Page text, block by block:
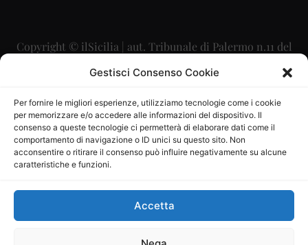
Gestisci Consenso Cookie
Per fornire le migliori esperienze, utilizziamo tecnologie come i cookie
per memorizzare e/o accedere alle informazioni del dispositivo. Il
consenso a queste tecnologie ci permetterà di elaborare dati come il
comportamento di navigazione o ID unici su questo sito. Non
acconsentire o ritirare il consenso può influire negativamente su alcune
caratteristiche e funzioni.
Accetta
Copyright © ilSicilia | aut. Tribunale di Palermo n.11 del
29/09/2015
Direttore Editoriale: Maurizio Scaglione
Direttore Responsabile: Maria Calabrese
P.IVA: 06334930820
Mercurio Comunicazione Società Cooperativa a r.l. è
iscritta al Registro degli Operatori di Comunicazione al